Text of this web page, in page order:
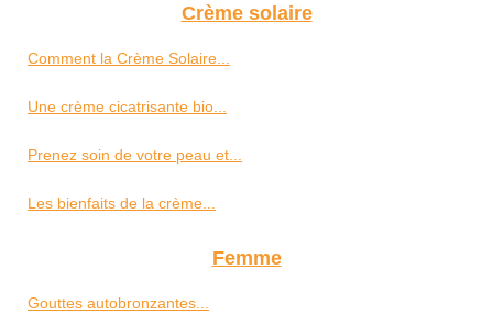
Crème solaire
Comment la Crème Solaire...
Une crème cicatrisante bio...
Prenez soin de votre peau et...
Les bienfaits de la crème...
Femme
Gouttes autobronzantes...